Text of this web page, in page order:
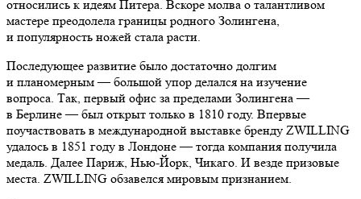
относились к идеям Питера. Вскоре молва о талантливом
мастере преодолела границы родного Золингена,
и популярность ножей стала расти.
Последующее развитие было достаточно долгим
и планомерным — большой упор делался на изучение
вопроса. Так, первый офис за пределами Золингена —
в Берлине — был открыт только в 1810 году. Впервые
поучаствовать в международной выставке бренду ZWILLING
удалось в 1851 году в Лондоне — тогда компания получила
медаль. Далее Париж, Нью-Йорк, Чикаго. И везде призовые
места. ZWILLING обзавелся мировым признанием.